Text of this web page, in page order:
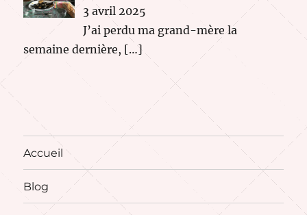
3 avril 2025
J’ai perdu ma grand-mère la
semaine dernière, […]
Accueil
Blog